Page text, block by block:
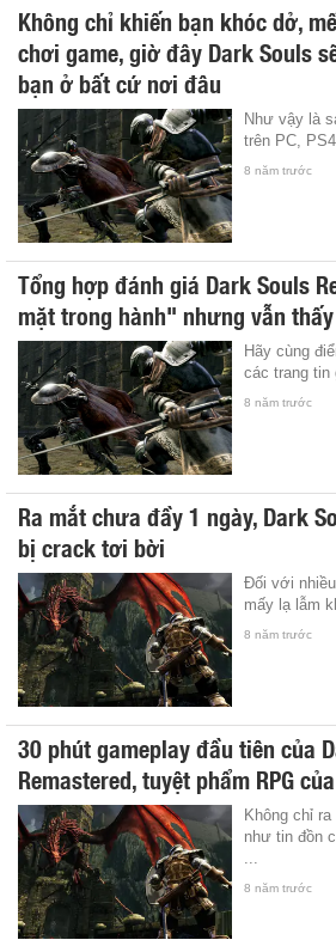
Không chỉ khiến bạn khóc dở,
chơi game, giờ đây Dark Souls
bạn ở bất cứ nơi đâu
Như vậy là
trên PC,
8 năm trước
Tổng hợp đánh giá Dark Souls
mặt trong hành" nhưng vẫn
Hãy cùng
các trang tin
8 năm trước
Ra mắt chưa đầy 1 ngày, Dark
bị crack tơi bời
Đối với
mấy lạ lẫm
8 năm trước
30 phút gameplay đầu tiên của
Remastered, tuyệt phẩm RPG
Không chỉ
như tin đồn
8 năm trước